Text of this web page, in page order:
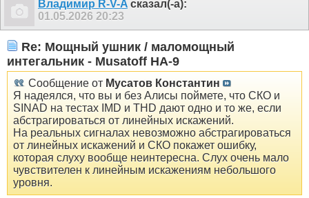
Владимир R-V-A сказал(-а):
01.05.2026 20:23
Re: Мощный ушник / маломощный
интегальник - Musatoff HA-9
Сообщение от Мусатов Константин
Я надеялся, что вы и без Алисы поймете, что СКО и
SINAD на тестах IMD и THD дают одно и то же, если
абстрагироваться от линейных искажений.
На реальных сигналах невозможно абстрагироваться
от линейных искажений и СКО покажет ошибку,
которая слуху вообще неинтересна. Слух очень мало
чувствителен к линейным искажениям небольшого
уровня.